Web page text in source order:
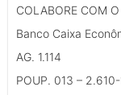
COLABORE COM
Banco Caixa
AG. 1.114
POUP. 013 – 2.610-